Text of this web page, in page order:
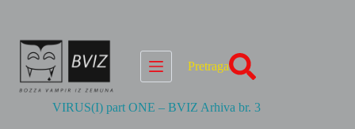
Pretraga
VIRUS(I) part ONE – BVIZ Arhiva br. 3